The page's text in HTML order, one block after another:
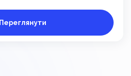
Переглянути